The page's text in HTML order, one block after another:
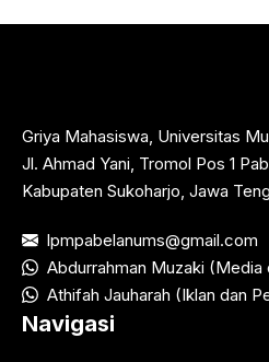
Griya Mahasiswa, Universitas
Jl. Ahmad Yani, Tromol Pos 1
Kabupaten Sukoharjo, Jawa
lpmpabelanums@gmail.com
Abdurrahman Muzaki (Media
Athifah Jauharah (Iklan dan
Navigasi